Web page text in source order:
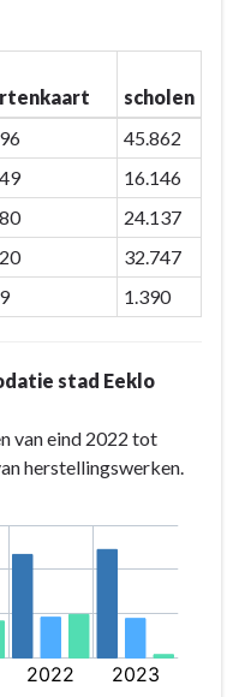
scholen
45.862
16.146
24.137
32.747
1.390
stad Eeklo
van eind 2022 tot
herstellingswerken.